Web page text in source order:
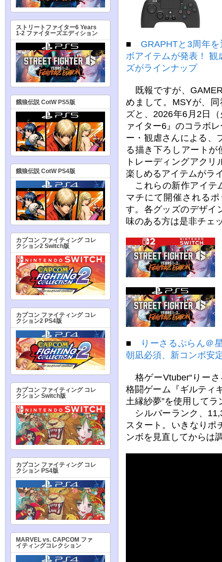
■ GRAPHTと3周年
ボアイテムが発表！
ズがラインナップ
既報ですが、
めまして。MSYが、
ズと、2026年6月2日
ァイター6』のコラボ
ー・観虐さんによる、
る描き下ろしアート
トレーディングアク
楽しめるアイテムがラ
これらの新作アイテ
マチにて開催される
す。各グッズのデザイ
味のある方は是非チェ
■
りーさるぷらん＠
朝凪必須、新コンボ安
格ゲーVtuber“りー
格闘ゲーム『ギルティ
土縁紗夢”を使用して
シルバーランク、
スタート。いきなりポ
ンボを見直してからは
ストリートファイター6 Years
1-2 ファイターズエディション
餓狼伝説 CotW PS5版
餓狼伝説 CotW PS4版
カプコン ファイティング コレ
クション2 Switch版
カプコン ファイティング コレ
クション2 PS4版
カプコン ファイティング コレ
クション Switch版
カプコン ファイティング コレ
クション PS4版
MARVEL vs. CAPCOM ファ
イティングコレクション